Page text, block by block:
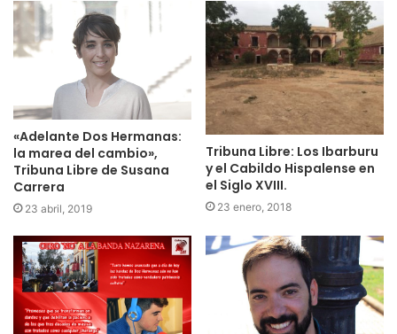
«Adelante Dos Hermanas:
la marea del cambio»,
Tribuna Libre de Susana
Carrera
23 abril, 2019
Tribuna Libre: Los Ibarburu
y el Cabildo Hispalense en
el Siglo XVIII.
23 enero, 2018